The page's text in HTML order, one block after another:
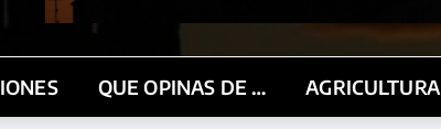
QUE OPINAS DE … AGRICULTURA